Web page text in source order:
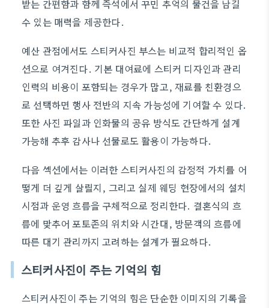
받는 간편함과 함께 즉석에서 꾸민 추억의 물건을 남길
수 있는 매력을 제공한다.
예산 관점에서도 스티커사진 부스는 비교적 합리적인 옵
션으로 여겨진다. 기본 대여료에 스티커 디자인과 관리
인력의 비용이 포함되는 경우가 많고, 재료를 친환경으
로 선택하면 행사 전반의 지속 가능성에 기여할 수 있다.
또한 사진 파일과 인화물의 공유 방식도 간단하게 설계
가능해 추후 감사나 선물로도 활용이 가능하다.
다음 섹션에서는 이러한 스티커사진의 감정적 가치를 어
떻게 더 깊게 살릴지, 그리고 실제 웨딩 현장에서의 설치
시점과 운영 흐름을 구체적으로 정리한다. 결혼식의 흐
름에 맞추어 포토존의 위치와 시간대, 방문객의 흐름에
따른 대기 관리까지 고려하는 설계가 필요하다.
스티커사진이 주는 기억의 힘
스티커사진이 주는 기억의 힘은 단순한 이미지의 기록을